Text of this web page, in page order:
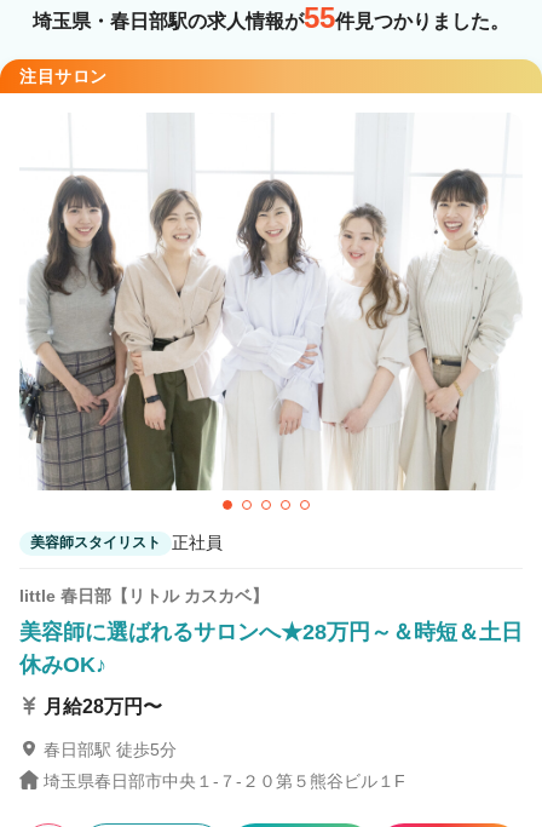
雇用形態
詳細条件
詳細条件を変更
この条件の求人数55
埼玉県・春日部駅の求人情報が55件見つかりました。
注目サロン
美容師スタイリスト 正社員
little 春日部【リトル カスカベ】
美容師に選ばれるサロンへ★28万円～＆時短＆土日
休みOK♪
月給28万円〜
春日部駅 徒歩5分
埼玉県春日部市中央１-７-２０第５熊谷ビル１F